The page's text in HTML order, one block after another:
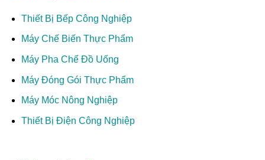
Thiết Bị Bếp Công Nghiệp
Máy Chế Biến Thực Phẩm
Máy Pha Chế Đồ Uống
Máy Đóng Gói Thực Phẩm
Máy Móc Nông Nghiệp
Thiết Bị Điện Công Nghiệp